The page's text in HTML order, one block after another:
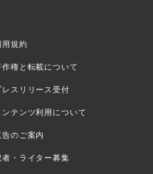
用規約
作権と転載について
レスリリース受付
ンテンツ利用について
告のご案内
者・ライター募集